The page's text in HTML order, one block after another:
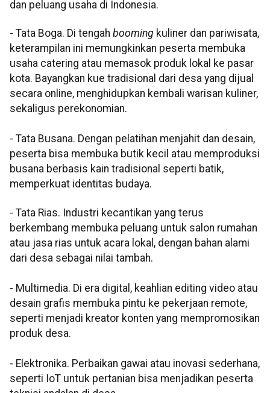
dan peluang usaha di Indonesia.
- Tata Boga. Di tengah booming kuliner dan pariwisata,
keterampilan ini memungkinkan peserta membuka
usaha catering atau memasok produk lokal ke pasar
kota. Bayangkan kue tradisional dari desa yang dijual
secara online, menghidupkan kembali warisan kuliner,
sekaligus perekonomian.
- Tata Busana. Dengan pelatihan menjahit dan desain,
peserta bisa membuka butik kecil atau memproduksi
busana berbasis kain tradisional seperti batik,
memperkuat identitas budaya.
- Tata Rias. Industri kecantikan yang terus
berkembang membuka peluang untuk salon rumahan
atau jasa rias untuk acara lokal, dengan bahan alami
dari desa sebagai nilai tambah.
- Multimedia. Di era digital, keahlian editing video atau
desain grafis membuka pintu ke pekerjaan remote,
seperti menjadi kreator konten yang mempromosikan
produk desa.
- Elektronika. Perbaikan gawai atau inovasi sederhana,
seperti IoT untuk pertanian bisa menjadikan peserta